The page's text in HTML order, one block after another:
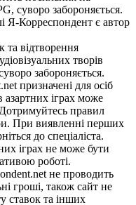
суворо забороняється.
Я-Корреспондент є автор
та відтворення
творів
забороняється.
призначені для осіб
іграх може
правил
При виявленні перших
до спеціаліста.
іграх не може бути
роботі.
не проводить
гроші, також сайт не
ставок та інших